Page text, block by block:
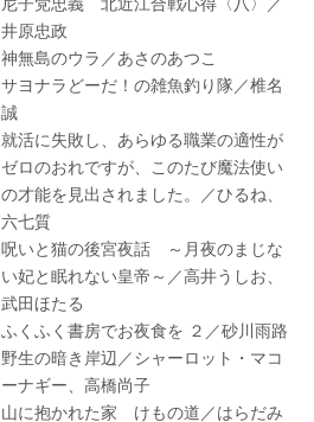
井原忠政
神無島のウラ／あさのあつこ
サヨナラどーだ！の雑魚釣り隊／椎名
誠
就活に失敗し、あらゆる職業の適性が
ゼロのおれですが、このたび魔法使い
の才能を見出されました。／ひるね、
六七質
呪いと猫の後宮夜話 ～月夜のまじな
い妃と眠れない皇帝～／高井うしお、
武田ほたる
ふくふく書房でお夜食を ２／砂川雨路
野生の暗き岸辺／シャーロット・マコ
ーナギー、高橋尚子
山に抱かれた家 けもの道／はらだみ